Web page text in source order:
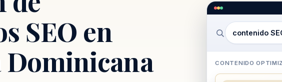
SEO en
Dominicana
contenido
CONTENIDO